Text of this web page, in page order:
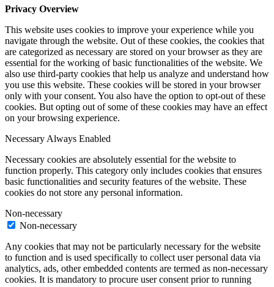
Privacy Overview
This website uses cookies to improve your experience while you
navigate through the website. Out of these cookies, the cookies that
are categorized as necessary are stored on your browser as they are
essential for the working of basic functionalities of the website. We
also use third-party cookies that help us analyze and understand how
you use this website. These cookies will be stored in your browser
only with your consent. You also have the option to opt-out of these
cookies. But opting out of some of these cookies may have an effect
on your browsing experience.
Necessary Always Enabled
Necessary cookies are absolutely essential for the website to
function properly. This category only includes cookies that ensures
basic functionalities and security features of the website. These
cookies do not store any personal information.
Non-necessary
Non-necessary
Any cookies that may not be particularly necessary for the website
to function and is used specifically to collect user personal data via
analytics, ads, other embedded contents are termed as non-necessary
cookies. It is mandatory to procure user consent prior to running